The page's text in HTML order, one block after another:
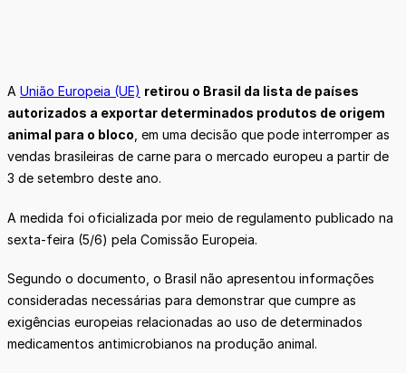
A União Europeia (UE) retirou o Brasil da lista de países
autorizados a exportar determinados produtos de origem
animal para o bloco, em uma decisão que pode interromper as
vendas brasileiras de carne para o mercado europeu a partir de
3 de setembro deste ano.
A medida foi oficializada por meio de regulamento publicado na
sexta-feira (5/6) pela Comissão Europeia.
Segundo o documento, o Brasil não apresentou informações
consideradas necessárias para demonstrar que cumpre as
exigências europeias relacionadas ao uso de determinados
medicamentos antimicrobianos na produção animal.